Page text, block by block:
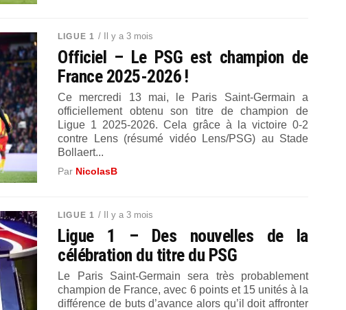
LIGUE 1 / Il y a 3 mois
Officiel – Le PSG est champion de
France 2025-2026 !
Ce mercredi 13 mai, le Paris Saint-Germain a
officiellement obtenu son titre de champion de
Ligue 1 2025-2026. Cela grâce à la victoire 0-2
contre Lens (résumé vidéo Lens/PSG) au Stade
Bollaert...
Par NicolasB
LIGUE 1 / Il y a 3 mois
Ligue 1 – Des nouvelles de la
célébration du titre du PSG
Le Paris Saint-Germain sera très probablement
champion de France, avec 6 points et 15 unités à la
différence de buts d’avance alors qu’il doit affronter